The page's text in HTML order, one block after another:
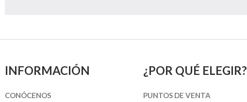
INFORMACIÓN
CONÓCENOS
¿POR QUÉ ELEGIR?
PUNTOS DE VENTA